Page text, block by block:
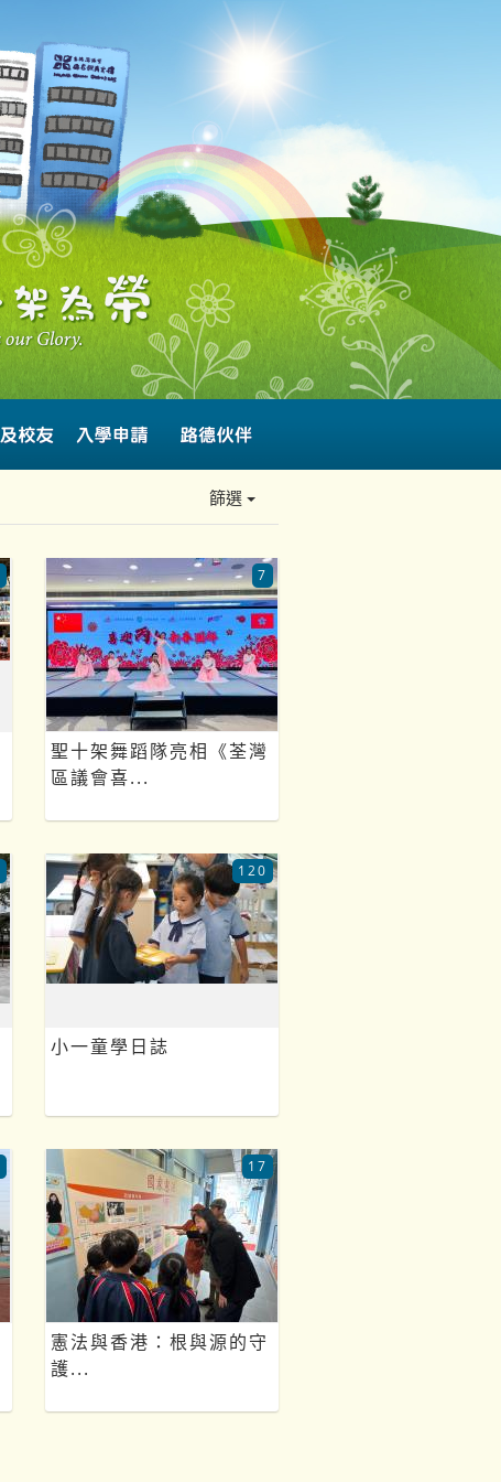
篩選
聖十架舞蹈隊亮相《荃灣
區議會喜...
7
小一童學日誌
120
憲法與香港：根與源的守
護...
17